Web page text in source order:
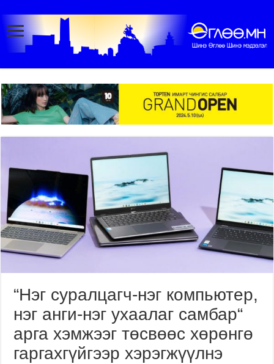
“Нэг суралцагч-нэг компьютер,
нэг анги-нэг ухаалаг самбар“
арга хэмжээг төсвөөс хөрөнгө
гаргахгүйгээр хэрэгжүүлнэ